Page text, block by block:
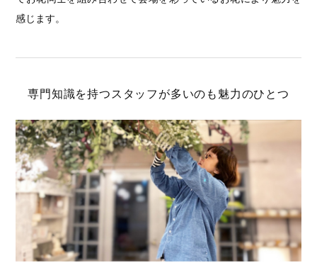
感じます。
専門知識を持つスタッフが多いのも魅力のひとつ